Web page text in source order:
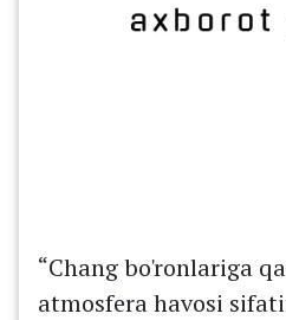
“Chang bo'ronlariga
atmosfera havosi